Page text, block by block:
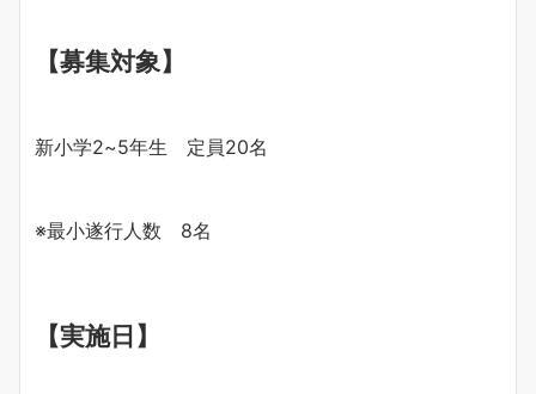
【募集対象】
新小学2~5年生 定員20名
※最小遂行人数 8名
【実施日】